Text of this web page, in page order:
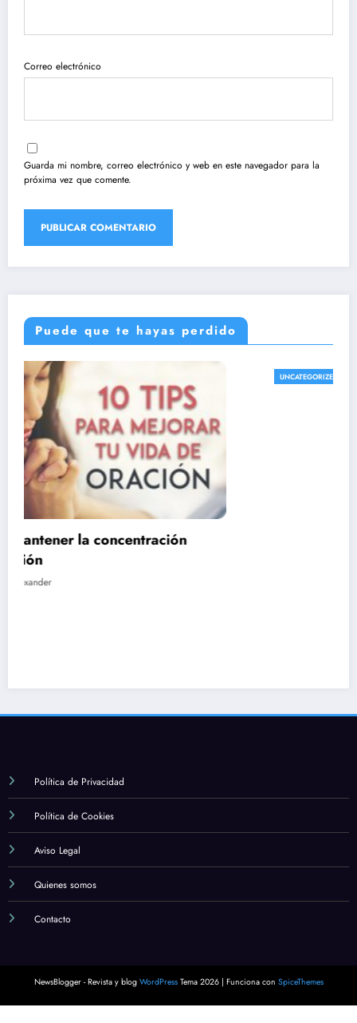
Correo electrónico
Guarda mi nombre, correo electrónico y web en este navegador para la
próxima vez que comente.
Puede que te hayas perdido
UNCATEGORIZED
Cuál es la importancia de la formación y el
estudio en la fe católica
marzo 12, 2024 Alexander
Política de Privacidad
Política de Cookies
Quienes somos
Contacto